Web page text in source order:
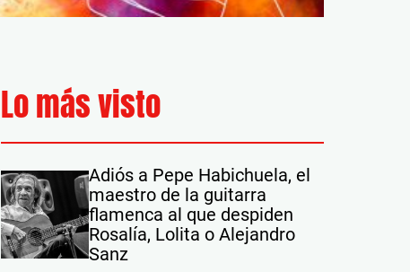
Lo más visto
Adiós a Pepe Habichuela, el
maestro de la guitarra
flamenca al que despiden
Rosalía, Lolita o Alejandro
Sanz